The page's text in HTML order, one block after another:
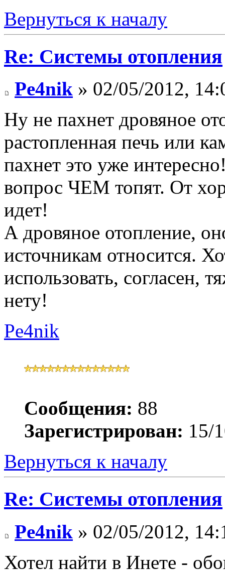
Вернуться к началу
Re: Системы отопления
Pe4nik » 02/05/2012,
Ну не пахнет дровяное
растопленная печь или
пахнет это уже
вопрос ЧЕМ топят. От
идет!
А дровяное отопление,
источникам относится.
использовать, согласен,
нету!
Pe4nik
Сообщения: 88
Зарегистрирован: 15/
Вернуться к началу
Re: Системы отопления
Pe4nik » 02/05/2012,
Хотел найти в Инете -